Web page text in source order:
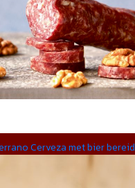
Cerveza met bier bereid